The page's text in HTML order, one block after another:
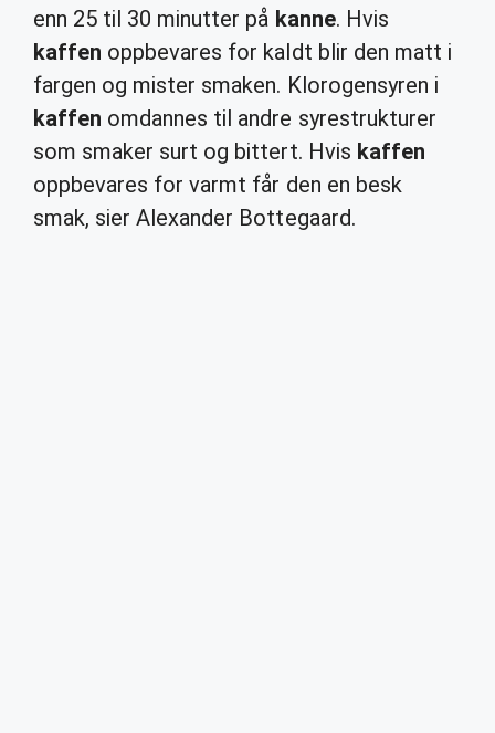
enn 25 til 30 minutter på kanne. Hvis
kaffen oppbevares for kaldt blir den matt i
fargen og mister smaken. Klorogensyren i
kaffen omdannes til andre syrestrukturer
som smaker surt og bittert. Hvis kaffen
oppbevares for varmt får den en besk
smak, sier Alexander Bottegaard.